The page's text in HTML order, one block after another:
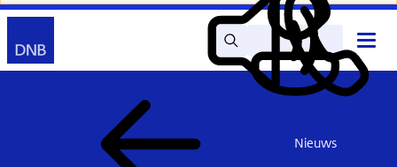
Zoek Lees
voor
Mijn
DNB
Contact
Nieuws